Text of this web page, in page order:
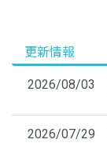
2026/08/03
2026/07/29